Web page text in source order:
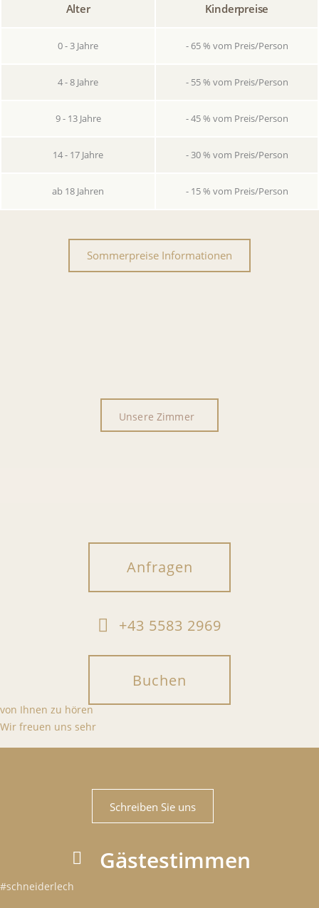
Alter Kinderpreise
0 - 3 Jahre - 65 % vom Preis/Person
4 - 8 Jahre - 55 % vom Preis/Person
9 - 13 Jahre - 45 % vom Preis/Person
14 - 17 Jahre - 30 % vom Preis/Person
ab 18 Jahren - 15 % vom Preis/Person
Sommerpreise Informationen
Unsere Zimmer
Anfragen
+43 5583 2969
Buchen
Wir freuen uns sehr
von Ihnen zu hören
Schreiben Sie uns
Gästestimmen
#schneiderlech